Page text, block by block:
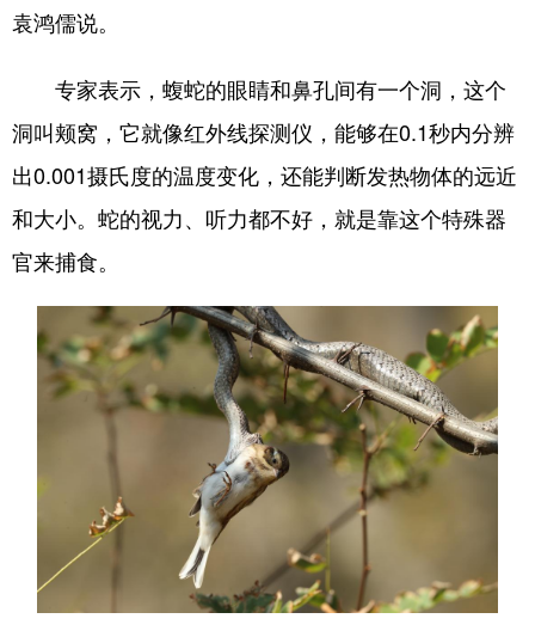
袁鸿儒说。
专家表示，蝮蛇的眼睛和鼻孔间有一个洞，这个
洞叫颊窝，它就像红外线探测仪，能够在0.1秒内分辨
出0.001摄氏度的温度变化，还能判断发热物体的远近
和大小。蛇的视力、听力都不好，就是靠这个特殊器
官来捕食。